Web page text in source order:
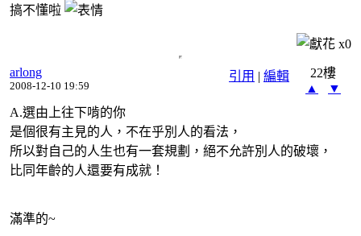
搞不懂啦
x0
引用 | 編輯
arlong
2008-12-10 19:59
22樓
▲
▼
A.選由上往下啃的你
是個很有主見的人，不在乎別人的看法，
所以對自己的人生也有一套規劃，絕不允許別人的破壞，
比同年齡的人還要有成就！
滿準的~